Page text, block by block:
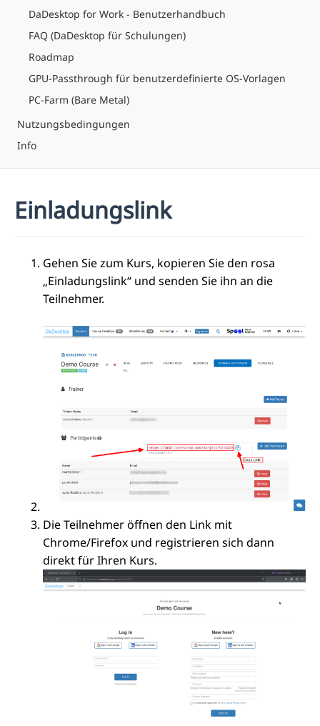
DaDesktop for Work - Benutzerhandbuch
FAQ (DaDesktop für Schulungen)
Roadmap
GPU-Passthrough für benutzerdefinierte OS-Vorlagen
PC-Farm (Bare Metal)
Nutzungsbedingungen
Info
Einladungslink
Gehen Sie zum Kurs, kopieren Sie den rosa
„Einladungslink“ und senden Sie ihn an die
Teilnehmer.
Die Teilnehmer öffnen den Link mit
Chrome/Firefox und registrieren sich dann
direkt für Ihren Kurs.